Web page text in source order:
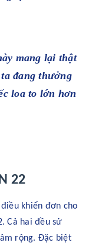
mang lại thật
đang thưởng
loa to lớn hơn
22
khiển đơn cho
Cả hai đều sử
rộng. Đặc biệt